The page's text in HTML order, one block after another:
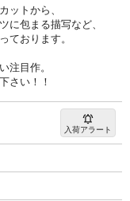
ットから、
包まる描写など、
ております。
注目作。
さい！！
入荷アラート